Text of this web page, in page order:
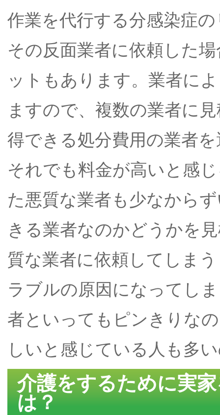
作業を代行する分感染症
その反面業者に依頼した
ットもあります。業者に
ますので、複数の業者に
得できる処分費用の業者
それでも料金が高いと感
た悪質な業者も少なから
きる業者なのかどうかを
質な業者に依頼してしま
ラブルの原因になってし
者といってもピンきりな
しいと感じている人も多
介護をするために実
は？